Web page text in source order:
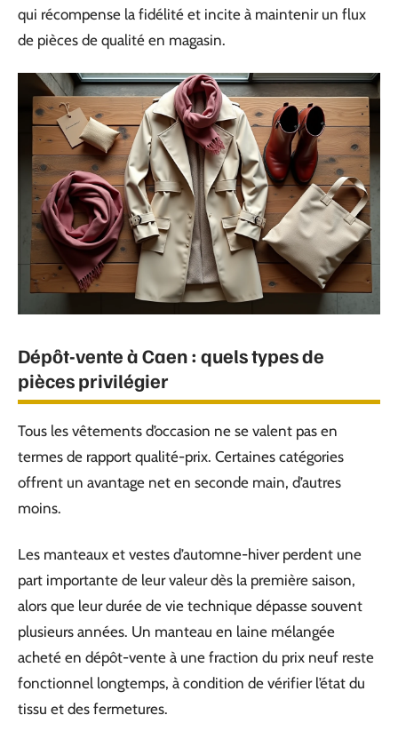
qui récompense la fidélité et incite à maintenir un flux
de pièces de qualité en magasin.
Dépôt-vente à Caen : quels types de
pièces privilégier
Tous les vêtements d’occasion ne se valent pas en
termes de rapport qualité-prix. Certaines catégories
offrent un avantage net en seconde main, d’autres
moins.
Les manteaux et vestes d’automne-hiver perdent une
part importante de leur valeur dès la première saison,
alors que leur durée de vie technique dépasse souvent
plusieurs années. Un manteau en laine mélangée
acheté en dépôt-vente à une fraction du prix neuf reste
fonctionnel longtemps, à condition de vérifier l’état du
tissu et des fermetures.